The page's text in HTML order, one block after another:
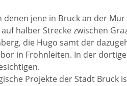
jene in Bruck an der
halber Strecke zwischen
die Hugo samt der
in Frohnleiten. In der
Projekte der Stadt Bruck